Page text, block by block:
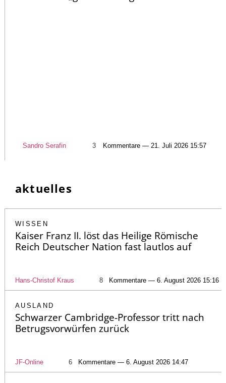
Sandro Serafin 3 Kommentare — 21. Juli 2026 15:57
aktuelles
WISSEN
Kaiser Franz II. löst das Heilige Römische
Reich Deutscher Nation fast lautlos auf
Hans-Christof Kraus 8 Kommentare — 6. August 2026 15:16
AUSLAND
Schwarzer Cambridge-Professor tritt nach
Betrugsvorwürfen zurück
JF-Online 6 Kommentare — 6. August 2026 14:47